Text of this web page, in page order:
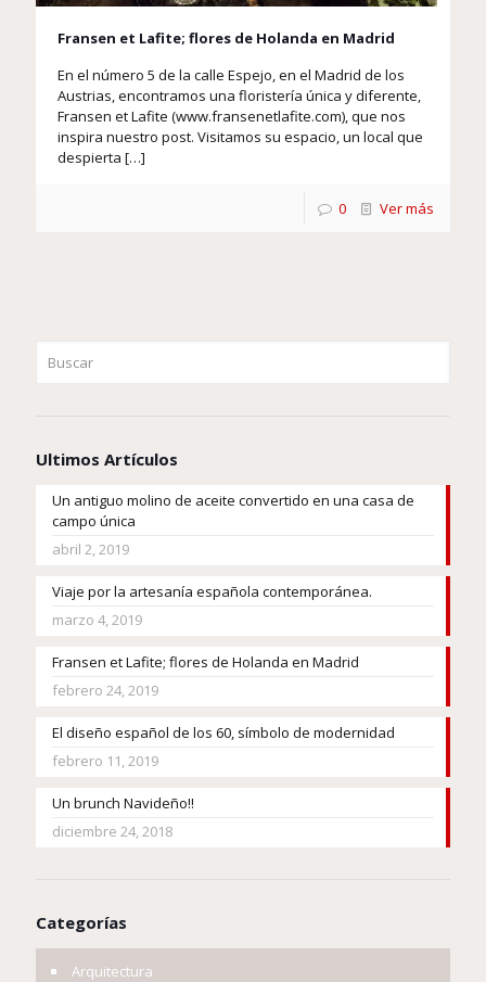
Fransen et Lafite; flores de Holanda en Madrid
En el número 5 de la calle Espejo, en el Madrid de los
Austrias, encontramos una floristería única y diferente,
Fransen et Lafite (www.fransenetlafite.com), que nos
inspira nuestro post. Visitamos su espacio, un local que
despierta […]
0 Ver más
Ultimos Artículos
Un antiguo molino de aceite convertido en una casa de
campo única
abril 2, 2019
Viaje por la artesanía española contemporánea.
marzo 4, 2019
Fransen et Lafite; flores de Holanda en Madrid
febrero 24, 2019
El diseño español de los 60, símbolo de modernidad
febrero 11, 2019
Un brunch Navideño!!
diciembre 24, 2018
Categorías
Arquitectura